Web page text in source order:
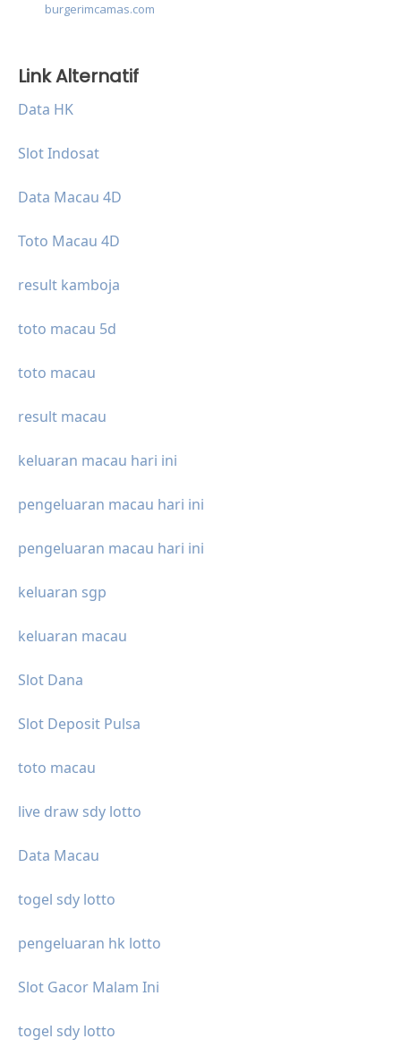
burgerimcamas.com
Link Alternatif
Data HK
Slot Indosat
Data Macau 4D
Toto Macau 4D
result kamboja
toto macau 5d
toto macau
result macau
keluaran macau hari ini
pengeluaran macau hari ini
pengeluaran macau hari ini
keluaran sgp
keluaran macau
Slot Dana
Slot Deposit Pulsa
toto macau
live draw sdy lotto
Data Macau
togel sdy lotto
pengeluaran hk lotto
Slot Gacor Malam Ini
togel sdy lotto